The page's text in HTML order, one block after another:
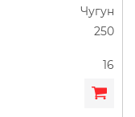
Чугун
250
16